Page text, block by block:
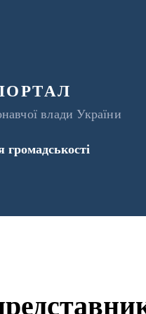
влади України
громадськості
Уряду та представників